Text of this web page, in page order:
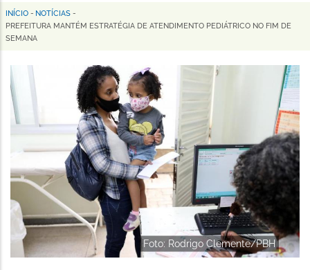
Horizonte
Trilha
de
navegação
INÍCIO - NOTÍCIAS -
PREFEITURA MANTÉM ESTRATÉGIA DE ATENDIMENTO PEDIÁTRICO NO FIM DE
SEMANA
Foto: Rodrigo Clemente/PBH